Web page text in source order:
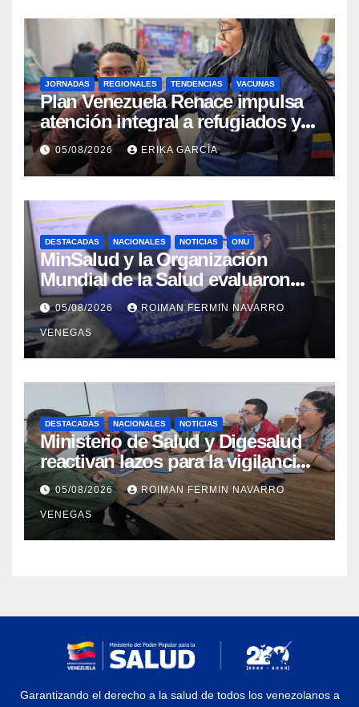
JORNADAS REGIONALES TENDENCIAS VACUNAS
​Plan Venezuela Renace impulsa
atención integral a refugiados y
evaluación de vacunación en
Aragua
05/08/2026 ERIKA GARCÍA
DESTACADAS NACIONALES NOTICIAS ONU
MinSalud y la Organización
Mundial de la Salud evaluaron
propuesta técnica integral en
materia de agua saneamiento e
higiene ante contingencia
sísmica
05/08/2026 ROIMAN FERMIN NAVARRO
VENEGAS
DESTACADAS NACIONALES NOTICIAS
Ministerio de Salud y Digesalud
reactivan lazos para la vigilancia
epidemiológica y el control de
enfermedades
05/08/2026 ROIMAN FERMIN NAVARRO
VENEGAS
Garantizando el derecho a la salud de todos los venezolanos a